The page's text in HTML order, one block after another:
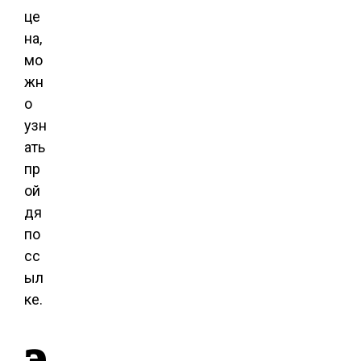
це
на,
мо
жн
о
узн
ать
пр
ой
дя
по
сс
ыл
ке.